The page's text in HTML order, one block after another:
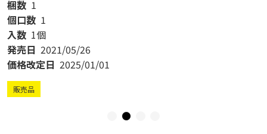
梱数 1
個口数 1
入数 1個
発売日 2021/05/26
価格改定日 2025/01/01
販売品